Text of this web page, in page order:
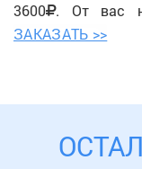
3600 . От вас
ЗАКАЗАТЬ >>